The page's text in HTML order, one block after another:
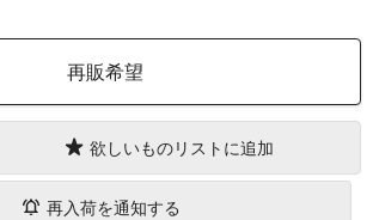
再販希望
欲しいものリストに追加
再入荷を通知する